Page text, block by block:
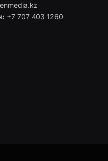
+7 707 403 1260